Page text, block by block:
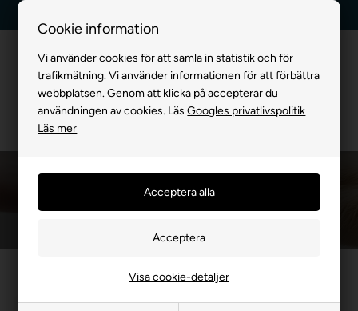
Cookie information
Vi använder cookies för att samla in statistik och för
trafikmätning. Vi använder informationen för att förbättra
webbplatsen. Genom att klicka på accepterar du
användningen av cookies. LäsGoogles privatlivspolitik
Läs mer
Visa cookie-detaljer
Promenad med Hund
Framsida»VI MED HUND»Promenad med Hund